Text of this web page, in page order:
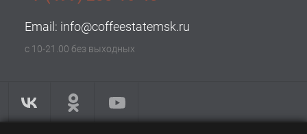
Email: info@coffeestatemsk.ru
с 10-21.00 без выходных